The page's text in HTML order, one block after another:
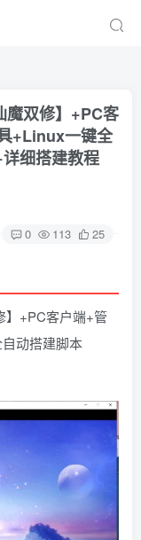
魔双修】+PC客
+Linux一键全
细搭建教程
0 113 25
】+PC客户端+管
动搭建脚本